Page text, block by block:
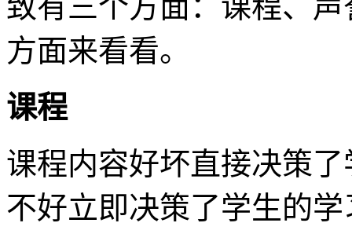
致有三个方面：课程、
方面来看看。
课程
课程内容好坏直接决策
不好立即决策了学生的